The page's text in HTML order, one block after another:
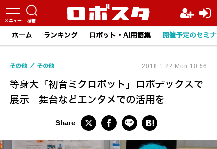
ホーム ランキング ロボット・AI用語集 開催予定のセミ
等身大「初音ミクロボット」ロボデックスで
展示 舞台などエンタメでの活用を
その他 その他 2018.1.22 Mon 10:56